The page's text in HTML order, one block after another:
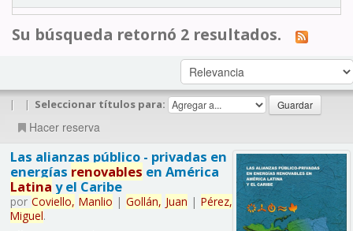
Su búsqueda retornó 2 resultados.
| | Seleccionar títulos para:
Hacer reserva
Las alianzas público - privadas en
energías renovables en América
Latina y el Caribe
por Coviello, Manlio | Gollán, Juan | Pérez,
Miguel.